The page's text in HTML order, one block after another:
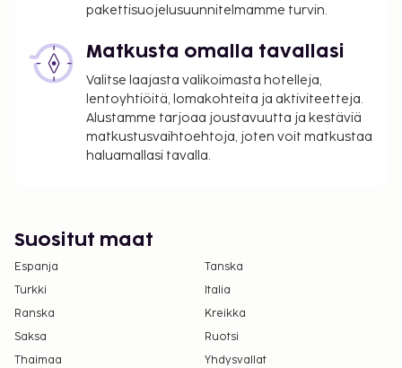
henkilö
Yllä oleva luettelo ei ehkä kata kaikkea. Maksut ja
takuumaksut eivät välttämättä sisällä veroja, ja ne
saattavat muuttua.
Kansallisten määräysten vuoksi käteismaksut
eivät voi ylittää 1000 EUR:n suuruista summaa
tässä majoituspaikassa. Saat lisätietoja asiasta
oleskella huoneissa.
Kansallisten tai paikallisten lakien mukaan
ilmastoinnin saatavuus voi olla rajoitettua 01.
lokakuuta - 01. toukokuuta.
Tämä majoituspaikka toivottaa tervetulleiksi
kaikki asiakkaat seksuaaliseen
pakettisuojelusuunnitelmamme turvin.
Matkusta omalla tavallasi
Valitse laajasta valikoimasta hotelleja,
lentoyhtiöitä, lomakohteita ja aktiviteetteja.
Alustamme tarjoaa joustavuutta ja kestäviä
matkustusvaihtoehtoja, joten voit matkustaa
haluamallasi tavalla.
Suositut maat
Espanja
Tanska
Turkki
Italia
Ranska
Kreikka
Saksa
Ruotsi
Thaimaa
Yhdysvallat